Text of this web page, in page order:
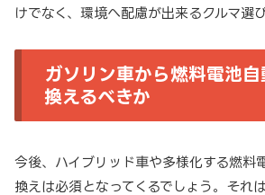
けでなく、環境へ配慮が出来るクルマ選
ガソリン車から燃料電池自
換えるべきか
今後、ハイブリッド車や多様化する燃料
換えは必須となってくるでしょう。それ